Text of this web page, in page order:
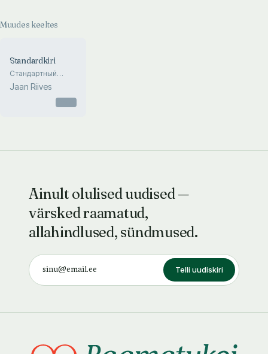
Muudes keeltes
Standardkiri
Стандартный
шрифт
Jaan Riives
Ainult olulised uudised —
värsked raamatud,
allahindlused, sündmused.
Telli uudiskiri